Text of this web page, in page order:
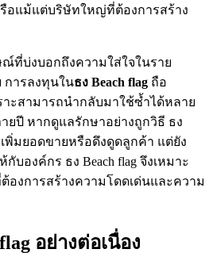
อแม้แต่บริษัทใหญ่ที่ต้องการสร้าง
ณ์ที่บ่งบอกถึงความใส่ใจในราย
การลงทุนในธง Beach flag ถือ
ะสามารถนำกลับมาใช้ซ้ำได้หลาย
ยปี หากดูแลรักษาอย่างถูกวิธี ธง
เพิ่มยอดขายหรือดึงดูดลูกค้า แต่ยัง
องค์กร ธง Beach flag จึงเหมาะ
องการสร้างความโดดเด่นและความ
อย่างต่อเนื่อง